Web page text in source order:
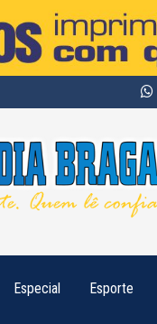
Especial Esporte